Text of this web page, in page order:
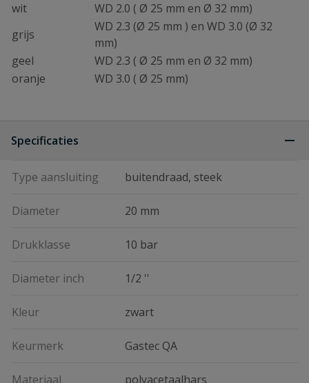
wit
WD 2.0 ( Ø 25 mm en Ø 32 mm)
grijs
WD 2.3 (Ø 25 mm ) en WD 3.0 (Ø 32
mm)
geel
WD 2.3 ( Ø 25 mm en Ø 32 mm)
oranje
WD 3.0 ( Ø 25 mm)
Specificaties
Type aansluiting buitendraad, steek
Diameter 20 mm
Drukklasse 10 bar
Diameter inch 1/2 ''
Kleur zwart
Keurmerk Gastec QA
Materiaal polyacetaalhars